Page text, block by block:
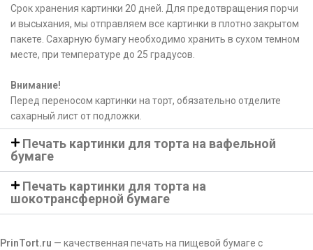
Срок хранения картинки 20 дней. Для предотвращения порчи
и высыхания, мы отправляем все картинки в плотно закрытом
пакете. Сахарную бумагу необходимо хранить в сухом темном
месте, при температуре до 25 градусов.
Внимание!
Перед переносом картинки на торт, обязательно отделите
сахарный лист от подложки.
Печать картинки для торта на вафельной
бумаге
Печать картинки для торта на
шокотрансферной бумаге
PrinTort.ru — качественная печать на пищевой бумаге с